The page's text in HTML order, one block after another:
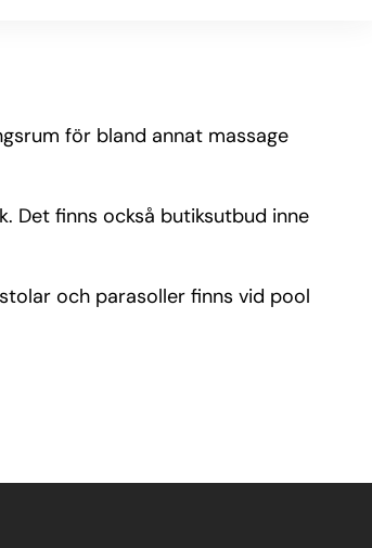
för bland annat massage
Det finns också butiksutbud inne
och parasoller finns vid pool